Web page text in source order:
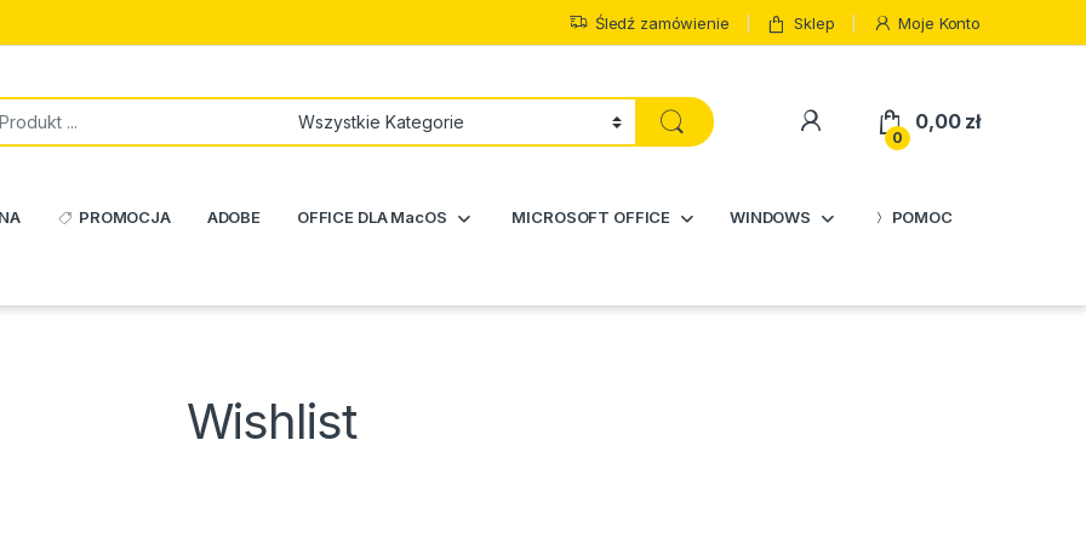
Śledź zamówienie Sklep Moje Konto
0
0,00 zł
PROMOCJA ADOBE OFFICE DLA MacOS MICROSOFT OFFICE WINDOWS POMOC
Wishlist